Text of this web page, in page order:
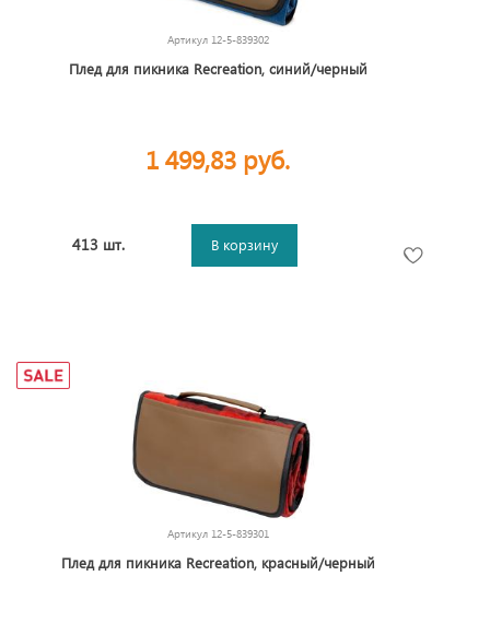
Артикул 12-5-839302
Плед для пикника Recreation, синий/черный
1 499,83 руб.
413 шт. В корзину
Артикул 12-5-839301
Плед для пикника Recreation, красный/черный